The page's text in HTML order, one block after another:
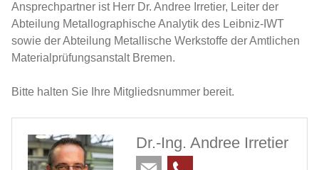
Preise und Ehrungen
Mitgliederversammlung
Satzung
AWT-Info
Experten-Hotline
Ansprechpartner ist Herr Dr. Andree Irretier, Leiter der
Abteilung Metallographische Analytik des Leibniz-IWT
sowie der Abteilung Metallische Werkstoffe der Amtlichen
Materialprüfungsanstalt Bremen.
Bitte halten Sie Ihre Mitgliedsnummer bereit.
Dr.-Ing. Andree Irretier